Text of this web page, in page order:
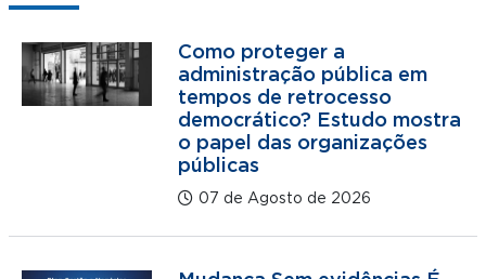
Como proteger a
administração pública em
tempos de retrocesso
democrático? Estudo mostra
o papel das organizações
públicas
07 de Agosto de 2026